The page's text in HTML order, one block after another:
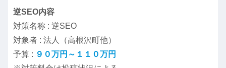
逆SEO内容
対策名称 : 逆SEO
対象者 : 法人（高根沢町他）
予算 : ９０万円～１１０万円